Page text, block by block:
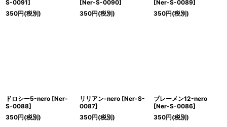
S-0091]
350円(税別)
[Ner-S-0090]
350円(税別)
[Ner-S-0089]
350円(税別)
ドロシー5-nero [Ner-
S-0088]
350円(税別)
リリアン-nero [Ner-S-
0087]
350円(税別)
ブレーメン12-nero
[Ner-S-0086]
350円(税別)